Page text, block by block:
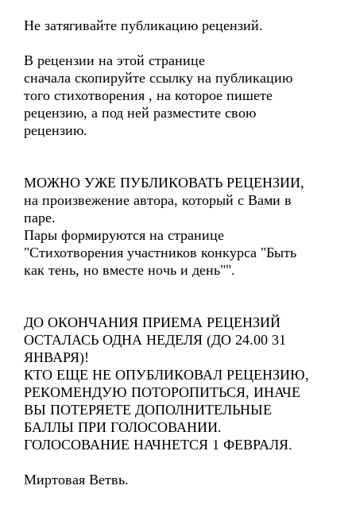
Не затягивайте публикацию рецензий.
В рецензии на этой странице
сначала скопируйте ссылку на публикацию
того стихотворения , на которое пишете
рецензию, а под ней разместите свою
рецензию.
МОЖНО УЖЕ ПУБЛИКОВАТЬ РЕЦЕНЗИИ,
на произвежение автора, который с Вами в
паре.
Пары формируются на странице
"Стихотворения участников конкурса "Быть
как тень, но вместе ночь и день"".
ДО ОКОНЧАНИЯ ПРИЕМА РЕЦЕНЗИЙ
ОСТАЛАСЬ ОДНА НЕДЕЛЯ (ДО 24.00 31
ЯНВАРЯ)!
КТО ЕЩЕ НЕ ОПУБЛИКОВАЛ РЕЦЕНЗИЮ,
РЕКОМЕНДУЮ ПОТОРОПИТЬСЯ, ИНАЧЕ
ВЫ ПОТЕРЯЕТЕ ДОПОЛНИТЕЛЬНЫЕ
БАЛЛЫ ПРИ ГОЛОСОВАНИИ.
ГОЛОСОВАНИЕ НАЧНЕТСЯ 1 ФЕВРАЛЯ.
Миртовая Ветвь.